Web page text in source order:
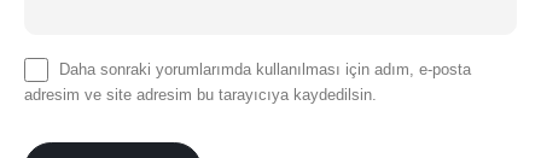
Daha sonraki yorumlarımda kullanılması için adım, e-posta
adresim ve site adresim bu tarayıcıya kaydedilsin.